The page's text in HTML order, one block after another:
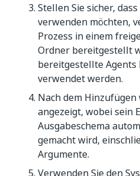
Stellen Sie sicher,
verwenden möchten,
Prozess in einem
Ordner bereitgestellt
bereitgestellte Agents
verwendet werden.
Nach dem
angezeigt, wobei sein
Ausgabeschema
gemacht wird,
Argumente.
Verwenden Sie den